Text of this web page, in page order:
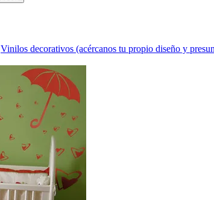
Vinilos decorativos (acércanos tu propio diseño y